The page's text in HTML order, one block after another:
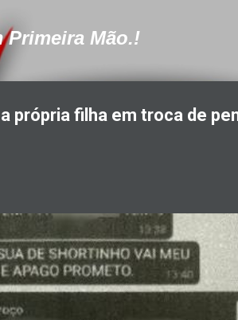
Primeira Mão.!
própria filha em troca de